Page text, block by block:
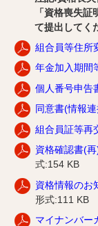
「資格喪失
て提出してく
組合員等住所
年金加入期間
個人番号申告
同意書(情報
組合員証等再
資格確認書(
式:154 KB
資格情報のお
形式:111 KB
マイナンバー